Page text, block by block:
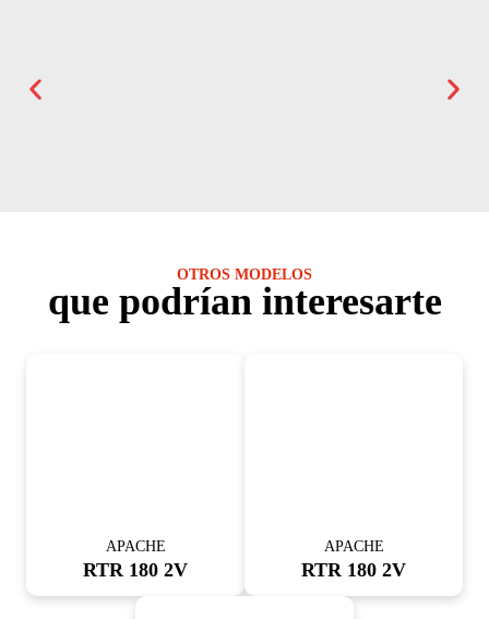
OTROS MODELOS
que podrían interesarte
APACHE
RTR 180 2V
APACHE
RTR 180 2V